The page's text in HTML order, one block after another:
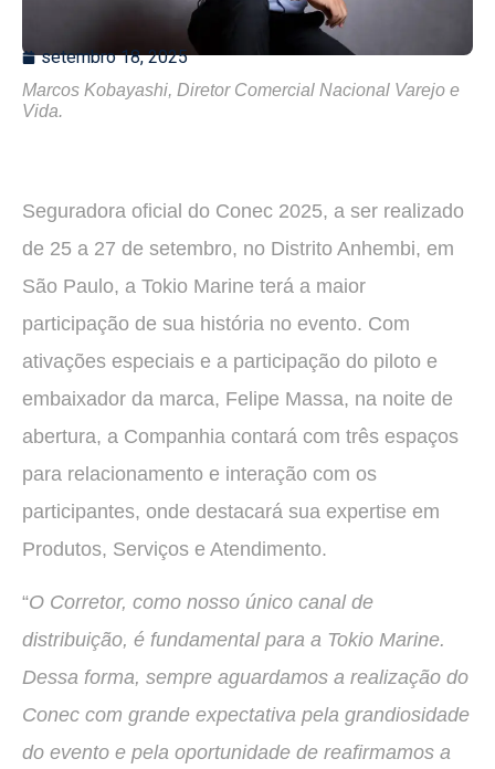
setembro 18, 2025
Marcos Kobayashi, Diretor Comercial Nacional Varejo e
Vida.
Seguradora oficial do Conec 2025, a ser realizado
de 25 a 27 de setembro, no Distrito Anhembi, em
São Paulo, a Tokio Marine terá a maior
participação de sua história no evento. Com
ativações especiais e a participação do piloto e
embaixador da marca, Felipe Massa, na noite de
abertura, a Companhia contará com três espaços
para relacionamento e interação com os
participantes, onde destacará sua expertise em
Produtos, Serviços e Atendimento.
“O Corretor, como nosso único canal de
distribuição, é fundamental para a Tokio Marine.
Dessa forma, sempre aguardamos a realização do
Conec com grande expectativa pela grandiosidade
do evento e pela oportunidade de reafirmamos a